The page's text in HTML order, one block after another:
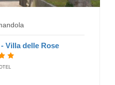
Villa delle Rose